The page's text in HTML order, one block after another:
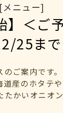
ニュー]
】＜ご
25まで
のご案内です
道産のホタテ
たかいオニオ